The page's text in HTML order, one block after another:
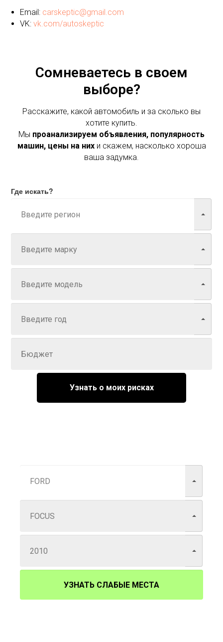
Email: carskeptic@gmail.com
VK: vk.com/autoskeptic
Сомневаетесь в своем
выборе?
Расскажите, какой автомобиль и за сколько вы
хотите купить.
Мы проанализируем объявления, популярность
машин, цены на нихи скажем, насколько хороша
ваша задумка.
Где искать?
Узнать о моих рисках
УЗНАТЬ СЛАБЫЕ МЕСТА